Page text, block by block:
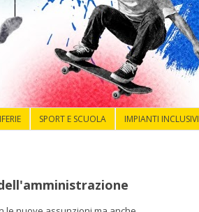
SPORT E SCUOLA IMPIANTI INCLUSIVI